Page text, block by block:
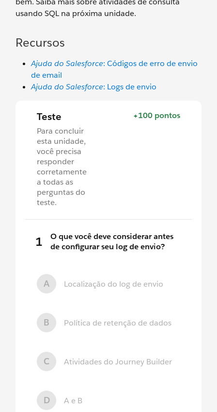
usando SQL na próxima unidade.
Recursos
Ajuda do Salesforce: Códigos de erro de envio
de email
Ajuda do Salesforce: Logs de envio